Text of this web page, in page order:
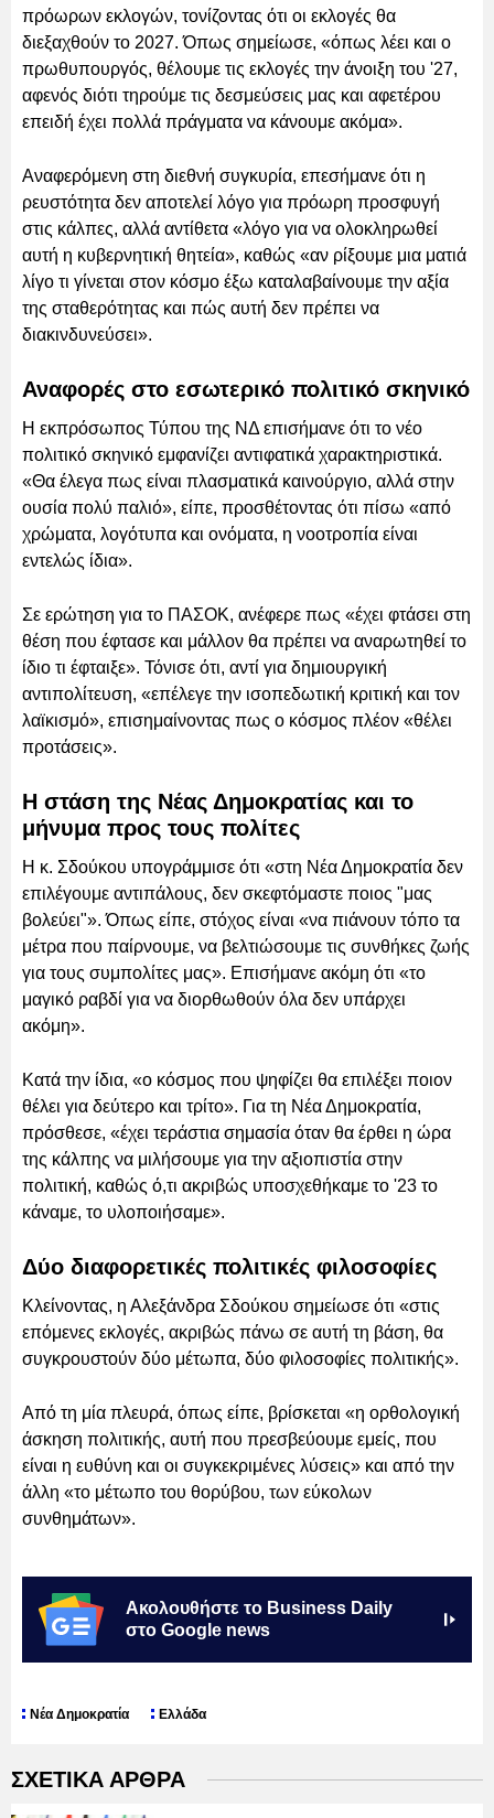
πρόωρων εκλογών, τονίζοντας ότι οι εκλογές θα
διεξαχθούν το 2027. Όπως σημείωσε, «όπως λέει και ο
πρωθυπουργός, θέλουμε τις εκλογές την άνοιξη του '27,
αφενός διότι τηρούμε τις δεσμεύσεις μας και αφετέρου
επειδή έχει πολλά πράγματα να κάνουμε ακόμα».
Αναφερόμενη στη διεθνή συγκυρία, επεσήμανε ότι η
ρευστότητα δεν αποτελεί λόγο για πρόωρη προσφυγή
στις κάλπες, αλλά αντίθετα «λόγο για να ολοκληρωθεί
αυτή η κυβερνητική θητεία», καθώς «αν ρίξουμε μια ματιά
λίγο τι γίνεται στον κόσμο έξω καταλαβαίνουμε την αξία
της σταθερότητας και πώς αυτή δεν πρέπει να
διακινδυνεύσει».
Αναφορές στο εσωτερικό πολιτικό σκηνικό
Η εκπρόσωπος Τύπου της ΝΔ επισήμανε ότι το νέο
πολιτικό σκηνικό εμφανίζει αντιφατικά χαρακτηριστικά.
«Θα έλεγα πως είναι πλασματικά καινούργιο, αλλά στην
ουσία πολύ παλιό», είπε, προσθέτοντας ότι πίσω «από
χρώματα, λογότυπα και ονόματα, η νοοτροπία είναι
εντελώς ίδια».
Σε ερώτηση για το ΠΑΣΟΚ, ανέφερε πως «έχει φτάσει στη
θέση που έφτασε και μάλλον θα πρέπει να αναρωτηθεί το
ίδιο τι έφταιξε». Τόνισε ότι, αντί για δημιουργική
αντιπολίτευση, «επέλεγε την ισοπεδωτική κριτική και τον
λαϊκισμό», επισημαίνοντας πως ο κόσμος πλέον «θέλει
προτάσεις».
Η στάση της Νέας Δημοκρατίας και το
μήνυμα προς τους πολίτες
Η κ. Σδούκου υπογράμμισε ότι «στη Νέα Δημοκρατία δεν
επιλέγουμε αντιπάλους, δεν σκεφτόμαστε ποιος "μας
βολεύει"». Όπως είπε, στόχος είναι «να πιάνουν τόπο τα
μέτρα που παίρνουμε, να βελτιώσουμε τις συνθήκες ζωής
για τους συμπολίτες μας». Επισήμανε ακόμη ότι «το
μαγικό ραβδί για να διορθωθούν όλα δεν υπάρχει
ακόμη».
Κατά την ίδια, «ο κόσμος που ψηφίζει θα επιλέξει ποιον
θέλει για δεύτερο και τρίτο». Για τη Νέα Δημοκρατία,
πρόσθεσε, «έχει τεράστια σημασία όταν θα έρθει η ώρα
της κάλπης να μιλήσουμε για την αξιοπιστία στην
πολιτική, καθώς ό,τι ακριβώς υποσχεθήκαμε το '23 το
κάναμε, το υλοποιήσαμε».
Δύο διαφορετικές πολιτικές φιλοσοφίες
Κλείνοντας, η Αλεξάνδρα Σδούκου σημείωσε ότι «στις
επόμενες εκλογές, ακριβώς πάνω σε αυτή τη βάση, θα
συγκρουστούν δύο μέτωπα, δύο φιλοσοφίες πολιτικής».
Από τη μία πλευρά, όπως είπε, βρίσκεται «η ορθολογική
άσκηση πολιτικής, αυτή που πρεσβεύουμε εμείς, που
είναι η ευθύνη και οι συγκεκριμένες λύσεις» και από την
άλλη «το μέτωπο του θορύβου, των εύκολων
συνθημάτων».
Ακολουθήστε το Business Daily
στο Google news
Νέα Δημοκρατία Ελλάδα
ΣΧΕΤΙΚΑ ΑΡΘΡΑ